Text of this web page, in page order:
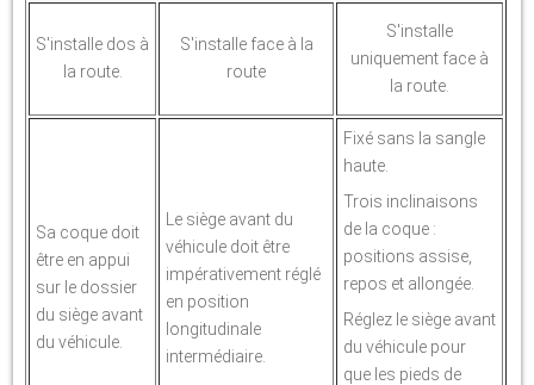
S'installe dos à
la route.
S'installe face à la
route
S'installe
uniquement face à
la route.
Sa coque doit
être en appui
sur le dossier
du siège avant
du véhicule.
Le siège avant du
véhicule doit être
impérativement réglé
en position
longitudinale
intermédiaire.
Fixé sans la sangle
haute.
Trois inclinaisons
de la coque :
positions assise,
repos et allongée.
Réglez le siège avant
du véhicule pour
que les pieds de